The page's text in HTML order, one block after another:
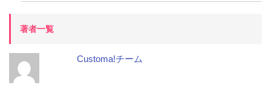
著者一覧
Customa!チーム